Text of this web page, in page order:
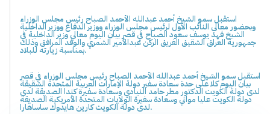
استقبل سمو الشيخ أحمد عبدالله الأحمد الصباح رئيس مجلس الوزراء
وبحضور معالي النائب الأول لرئيس مجلس الوزراء ووزير الدفاع ووزير الداخلية
الشيخ فهد يوسف سعود الصباح في قصر بيان اليوم معالي وزير الداخلية في
جمهورية العراق الشقيق الفريق الركن عبدالأمير الشمري والوفد المرافق وذلك
بمناسبة زيارته للبلاد.
استقبل سمو الشيخ أحمد عبدالله الأحمد الصباح رئيس مجلس الوزراء في قصر
بيان اليوم كلا على حدة سعادة سفير دولة الإمارات العربية المتحدة الشقيقة
لدى دولة الكويت الدكتور مطر حامد النيادي وسعادة سفيرة كندا الصديقة لدى
دولة الكويت عليا مواني وسعادة سفيرة الولايات المتحدة الأمريكية الصديقة
لدى دولة الكويت كارين هايدوك ساساهارا.